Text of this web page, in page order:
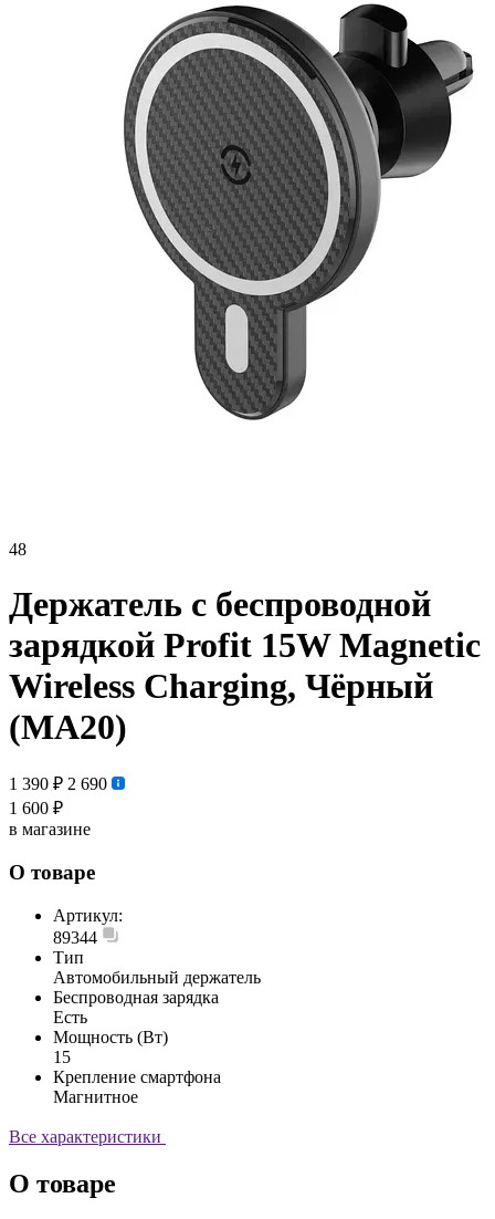
48
Держатель с беспроводной
зарядкой Profit 15W Magnetic
Wireless Charging, Чёрный
(MA20)
1 390 ₽ 2 690
1 600 ₽
в магазине
О товаре
Артикул:
89344
Тип
Автомобильный держатель
Беспроводная зарядка
Есть
Мощность (Вт)
15
Крепление смартфона
Магнитное
Все характеристики
О товаре